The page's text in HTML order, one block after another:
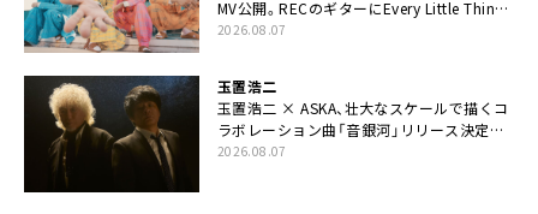
MV公開。RECのギターにEvery Little Thing・
伊藤一朗参加も
2026.08.07
玉置浩二
玉置浩二 × ASKA、壮大なスケールで描くコ
ラボレーション曲「音銀河」リリース決定。
カップリングには新曲「命の宿り」収録も
2026.08.07